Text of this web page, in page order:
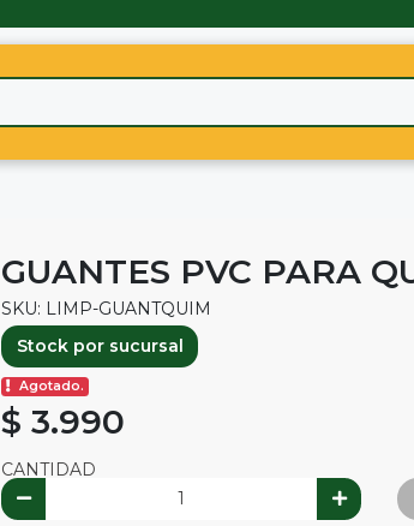
GUANTES PVC PARA
SKU: LIMP-GUANTQUIM
Stock por sucursal
Agotado.
$ 3.990
CANTIDAD